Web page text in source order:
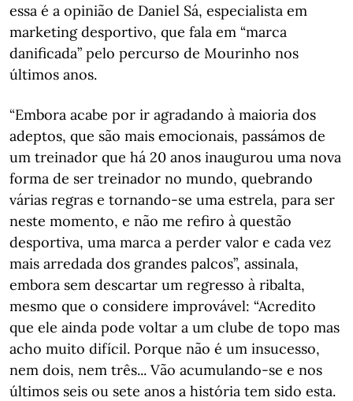
essa é a opinião de Daniel Sá, especialista em
marketing desportivo, que fala em “marca
danificada” pelo percurso de Mourinho nos
últimos anos.
“Embora acabe por ir agradando à maioria dos
adeptos, que são mais emocionais, passámos de
um treinador que há 20 anos inaugurou uma nova
forma de ser treinador no mundo, quebrando
várias regras e tornando-se uma estrela, para ser
neste momento, e não me refiro à questão
desportiva, uma marca a perder valor e cada vez
mais arredada dos grandes palcos”, assinala,
embora sem descartar um regresso à ribalta,
mesmo que o considere improvável: “Acredito
que ele ainda pode voltar a um clube de topo mas
acho muito difícil. Porque não é um insucesso,
nem dois, nem três... Vão acumulando-se e nos
últimos seis ou sete anos a história tem sido esta.